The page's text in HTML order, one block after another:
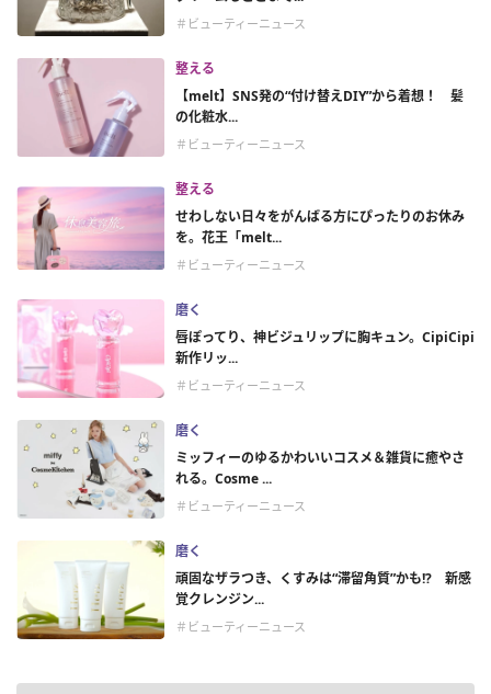
＃ビューティーニュース
整える
【melt】SNS発の“付け替えDIY”から着想！ 髪
の化粧水...
＃ビューティーニュース
整える
せわしない日々をがんばる方にぴったりのお休み
を。花王「melt...
＃ビューティーニュース
磨く
唇ぽってり、神ビジュリップに胸キュン。CipiCipi
新作リッ...
＃ビューティーニュース
磨く
ミッフィーのゆるかわいいコスメ＆雑貨に癒やさ
れる。Cosme ...
＃ビューティーニュース
磨く
頑固なザラつき、くすみは“滞留角質”かも!? 新感
覚クレンジン...
＃ビューティーニュース